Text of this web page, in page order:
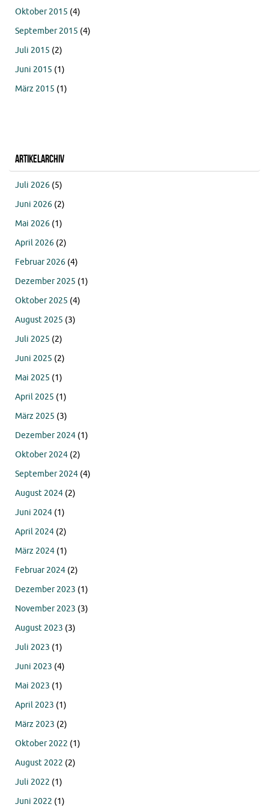
Oktober 2015 (4)
September 2015 (4)
Juli 2015 (2)
Juni 2015 (1)
März 2015 (1)
Artikelarchiv
Juli 2026 (5)
Juni 2026 (2)
Mai 2026 (1)
April 2026 (2)
Februar 2026 (4)
Dezember 2025 (1)
Oktober 2025 (4)
August 2025 (3)
Juli 2025 (2)
Juni 2025 (2)
Mai 2025 (1)
April 2025 (1)
März 2025 (3)
Dezember 2024 (1)
Oktober 2024 (2)
September 2024 (4)
August 2024 (2)
Juni 2024 (1)
April 2024 (2)
März 2024 (1)
Februar 2024 (2)
Dezember 2023 (1)
November 2023 (3)
August 2023 (3)
Juli 2023 (1)
Juni 2023 (4)
Mai 2023 (1)
April 2023 (1)
März 2023 (2)
Oktober 2022 (1)
August 2022 (2)
Juli 2022 (1)
Juni 2022 (1)